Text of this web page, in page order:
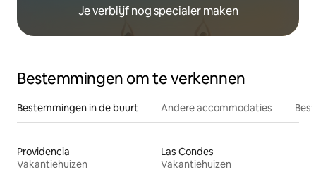
Je verblijf nog specialer maken
Bestemmingen om te verkennen
Bestemmingen in de buurt Andere accommodaties
Providencia
Vakantiehuizen
Las Condes
Vakantiehuizen